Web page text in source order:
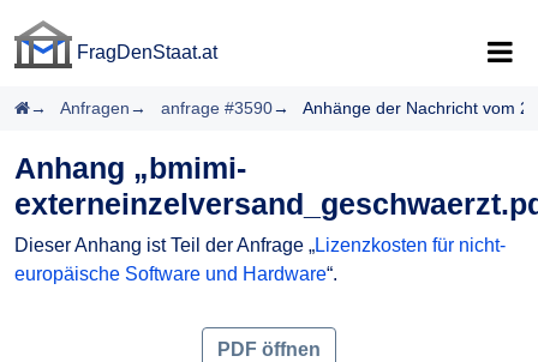
FragDenStaat.at
Startseite
Anfragen anfrage #3590 Anhänge der Nachricht vom
Anhang „bmimi-
Dieser Anhang ist Teil der Anfrage „Lizenzkosten für nicht-
europäische Software und Hardware“.
PDF öffnen